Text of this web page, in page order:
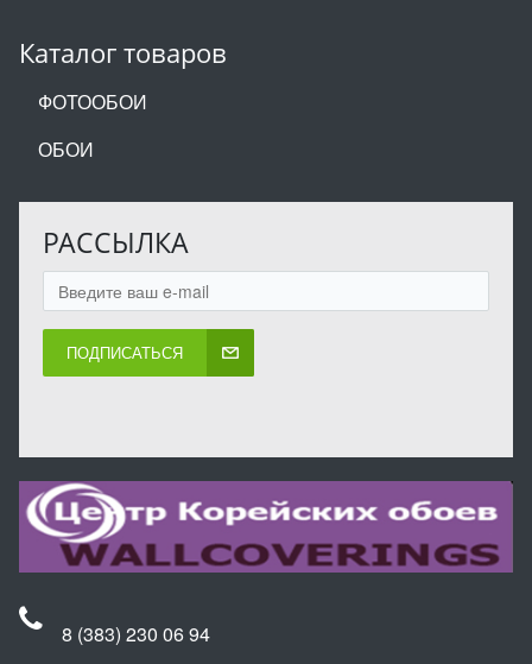
Каталог товаров
ФОТООБОИ
ОБОИ
РАССЫЛКА
ПОДПИСАТЬСЯ
8 (383) 230 06 94